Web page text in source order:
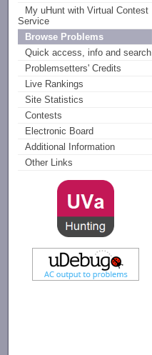
My uHunt with Virtual Contest
Service
Browse Problems
Quick access, info and search
Problemsetters' Credits
Live Rankings
Site Statistics
Contests
Electronic Board
Additional Information
Other Links